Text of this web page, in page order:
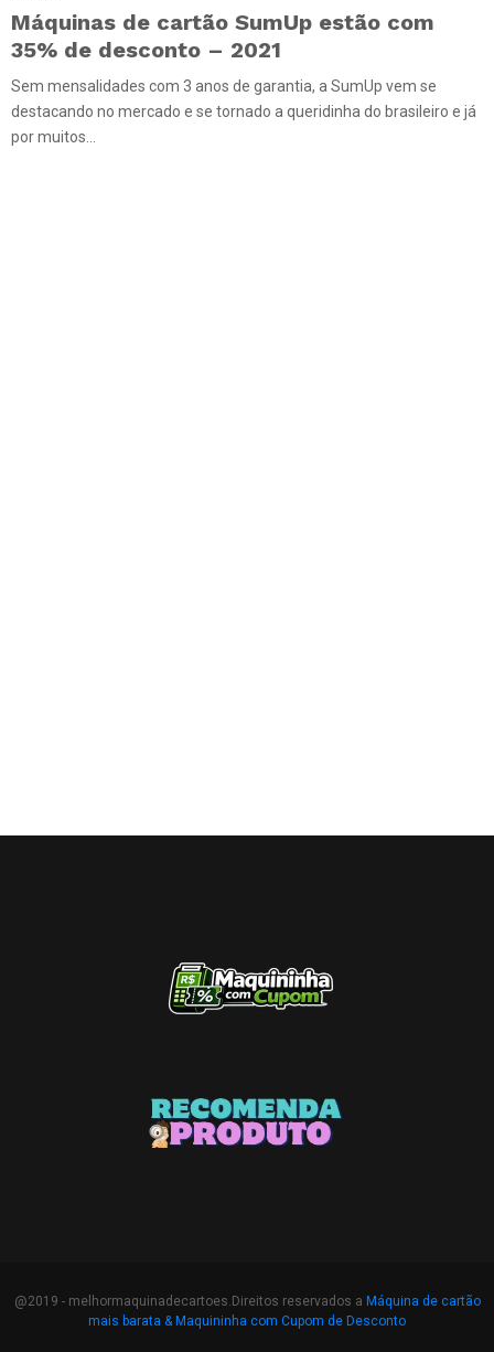
Máquinas de cartão SumUp estão com
35% de desconto – 2021
Sem mensalidades com 3 anos de garantia, a SumUp vem se
destacando no mercado e se tornado a queridinha do brasileiro e já
por muitos...
@2019 - melhormaquinadecartoes.Direitos reservados a Máquina de cartão
mais barata & Maquininha com Cupom de Desconto